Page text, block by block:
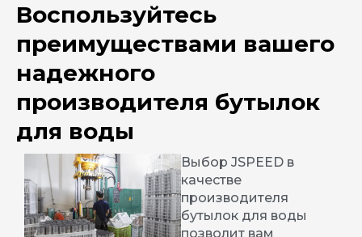
Воспользуйтесь
преимуществами вашего
надежного
производителя бутылок
для воды
Выбор JSPEED в
качестве
производителя
бутылок для воды
позволит вам